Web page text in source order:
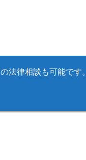
法律相談も可能です